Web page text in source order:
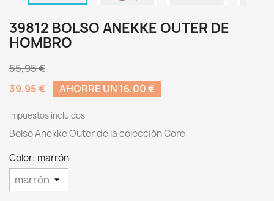
39812 BOLSO ANEKKE OUTER DE
HOMBRO
55,95 €
39,95 €
AHORRE UN 16,00 €
Impuestos incluidos
Bolso Anekke Outer de la colección Core
Color: marrón